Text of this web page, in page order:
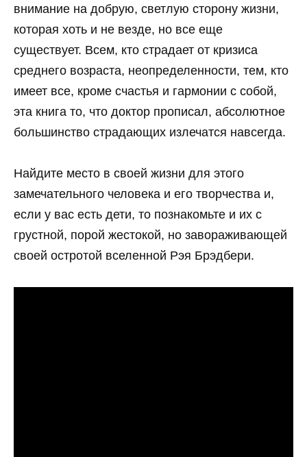
внимание на добрую, светлую сторону жизни,
которая хоть и не везде, но все еще
существует. Всем, кто страдает от кризиса
среднего возраста, неопределенности, тем, кто
имеет все, кроме счастья и гармонии с собой,
эта книга то, что доктор прописал, абсолютное
большинство страдающих излечатся навсегда.
Найдите место в своей жизни для этого
замечательного человека и его творчества и,
если у вас есть дети, то познакомьте и их с
грустной, порой жестокой, но завораживающей
своей остротой вселенной Рэя Брэдбери.